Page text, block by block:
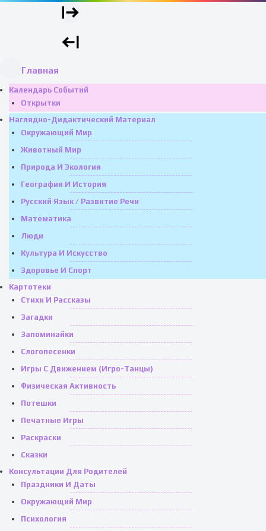
Главная
Календарь Событий
Открытки
Наглядно-Дидактический Материал
Окружающий Мир
Животный Мир
Природа И Экология
География И История
Русский Язык / Развитие Речи
Математика
Люди
Культура И Искусство
Здоровье И Спорт
Картотеки
Стихи И Рассказы
Загадки
Запоминайки
Слогопесенки
Игры С Движением (игро-Танцы)
Физическая Активность
Потешки
Печатные Игры
Раскраски
Сказки
Консультации Для Родителей
Праздники И Даты
Окружающий Мир
Психология